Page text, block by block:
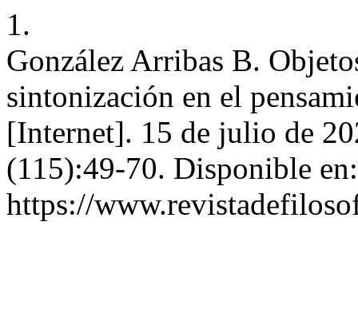
1.
González Arribas B.
sintonización en el
[Internet]. 15 de julio de
(115):49-70. Disponible en:
https://